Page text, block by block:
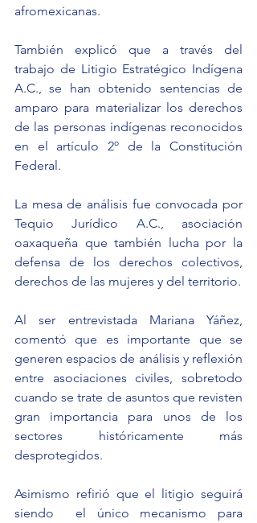
afromexicanas.
También explicó que a través del
trabajo de Litigio Estratégico Indígena
A.C., se han obtenido sentencias de
amparo para materializar los derechos
de las personas indígenas reconocidos
en el artículo 2º de la Constitución
Federal.
La mesa de análisis fue convocada por
Tequio Jurídico A.C., asociación
oaxaqueña que también lucha por la
defensa de los derechos colectivos,
derechos de las mujeres y del territorio.
Al ser entrevistada Mariana Yáñez,
comentó que es importante que se
generen espacios de análisis y reflexión
entre asociaciones civiles, sobretodo
cuando se trate de asuntos que revisten
gran importancia para unos de los
sectores históricamente más
desprotegidos.
Asimismo refirió que el litigio seguirá
siendo  el único mecanismo para